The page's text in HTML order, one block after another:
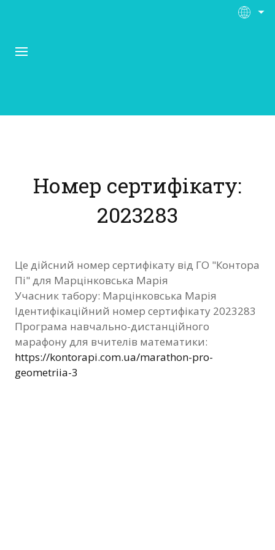
Матеріали
Нас підтримують
Фотозвіт
Видані сертифікати
Контакти
Номер сертифікату:
2023283
Це дійсний номер сертифікату від ГО "Контора
Пі" для Марцінковська Марія
Учасник табору: Марцінковська Марія
Ідентифікаційний номер сертифікату 2023283
Програма навчально-дистанційного
марафону для вчителів математики:
https://kontorapi.com.ua/marathon-pro-
geometriia-3